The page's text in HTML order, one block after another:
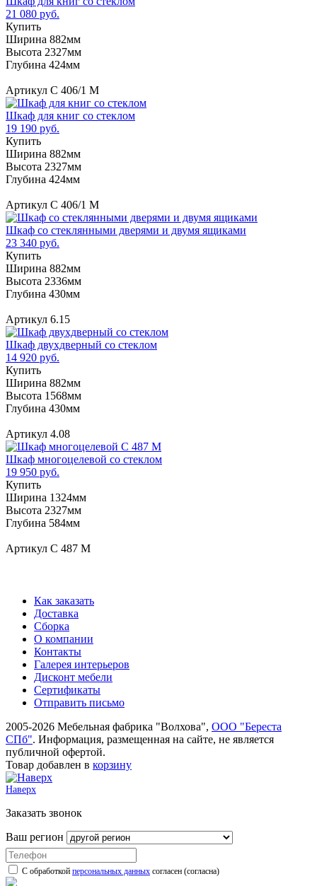
21 080 руб.
Купить
Ширина 882мм
Высота 2327мм
Глубина 424мм
Артикул С 406/1 М
Шкаф для книг со стеклом
19 190 руб.
Купить
Ширина 882мм
Высота 2327мм
Глубина 424мм
Артикул С 406/1 М
Шкаф со стеклянными дверями и двумя ящиками
23 340 руб.
Купить
Ширина 882мм
Высота 2336мм
Глубина 430мм
Артикул 6.15
Шкаф двухдверный со стеклом
14 920 руб.
Купить
Ширина 882мм
Высота 1568мм
Глубина 430мм
Артикул 4.08
Шкаф многоцелевой со стеклом
19 950 руб.
Купить
Ширина 1324мм
Высота 2327мм
Глубина 584мм
Артикул С 487 М
Как заказать
Доставка
Сборка
О компании
Контакты
Галерея интерьеров
Дисконт мебели
Сертификаты
Отправить письмо
2005-2026 Мебельная фабрика "Волхова", ООО "Береста
СПб". Информация, размещенная на сайте, не является
публичной офертой.
Товар добавлен в корзину
Наверх
Заказать звонок
Ваш регион
С обработкой персональных данных согласен (согласна)